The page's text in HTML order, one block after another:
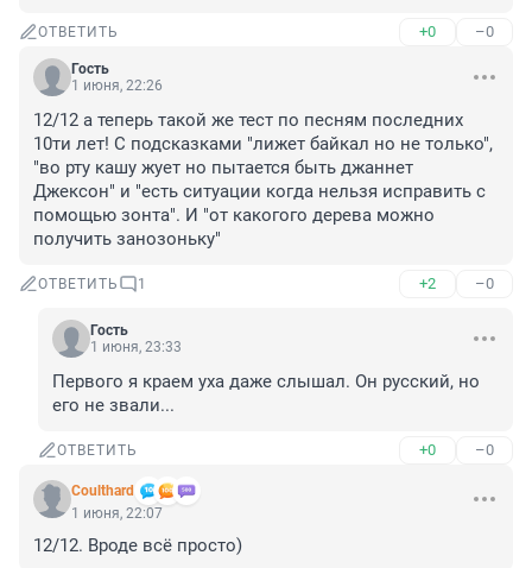
ОТВЕТИТЬ +0 –0
Гость
1 июня, 22:26
12/12 а теперь такой же тест по песням последних
10ти лет! С подсказками "лижет байкал но не только",
"во рту кашу жует но пытается быть джаннет
Джексон" и "есть ситуации когда нельзя исправить с
помощью зонта". И "от какогого дерева можно
получить занозоньку"
ОТВЕТИТЬ 1 +2 –0
Гость
1 июня, 23:33
Первого я краем уха даже слышал. Он русский, но
его не звали...
ОТВЕТИТЬ +0 –0
Coulthard
1 июня, 22:07
12/12. Вроде всё просто)